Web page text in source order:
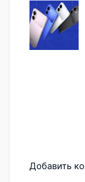
Добавить